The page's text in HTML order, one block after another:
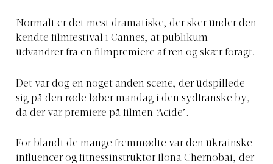
Normalt er det mest dramatiske, der sker under den
kendte filmfestival i Cannes, at publikum
udvandrer fra en filmpremiere af ren og skær foragt.
Det var dog en noget anden scene, der udspillede
sig på den røde løber mandag i den sydfranske by,
da der var premiere på filmen ‘Acide’.
For blandt de mange fremmødte var den ukrainske
influencer og fitnessinstruktør Ilona Chernobai, der